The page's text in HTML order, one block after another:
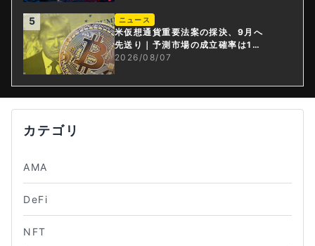
5 ニュース
米仮想通貨重要法案の採決、9月へ
先送り｜予測市場の成立確率は1
4%に
2026/08/07
カテゴリ
AMA
DeFi
NFT